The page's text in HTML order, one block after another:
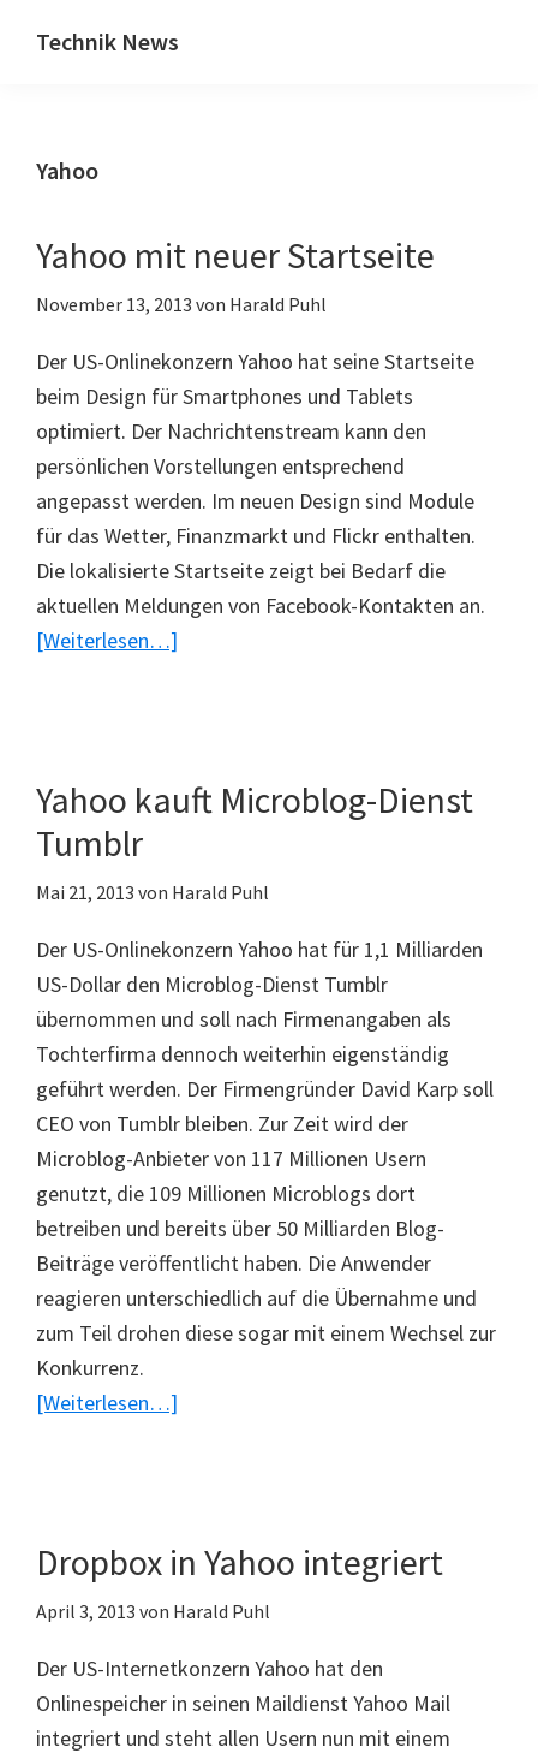
Inhalt
Seitenspalte
Technik News
IT,
&
Yahoo
Yahoo mit neuer Startseite
November 13, 2013 von Harald Puhl
Der US-Onlinekonzern Yahoo hat seine Startseite
beim Design für Smartphones und Tablets
optimiert. Der Nachrichtenstream kann den
persönlichen Vorstellungen entsprechend
angepasst werden. Im neuen Design sind Module
für das Wetter, Finanzmarkt und Flickr enthalten.
Die lokalisierte Startseite zeigt bei Bedarf die
aktuellen Meldungen von Facebook-Kontakten an.
[Weiterlesen…]
Yahoo kauft Microblog-Dienst
Tumblr
Mai 21, 2013 von Harald Puhl
Der US-Onlinekonzern Yahoo hat für 1,1 Milliarden
US-Dollar den Microblog-Dienst Tumblr
übernommen und soll nach Firmenangaben als
Tochterfirma dennoch weiterhin eigenständig
geführt werden. Der Firmengründer David Karp soll
CEO von Tumblr bleiben. Zur Zeit wird der
Microblog-Anbieter von 117 Millionen Usern
genutzt, die 109 Millionen Microblogs dort
betreiben und bereits über 50 Milliarden Blog-
Beiträge veröffentlicht haben. Die Anwender
reagieren unterschiedlich auf die Übernahme und
zum Teil drohen diese sogar mit einem Wechsel zur
Konkurrenz.
[Weiterlesen…]
Dropbox in Yahoo integriert
April 3, 2013 von Harald Puhl
Der US-Internetkonzern Yahoo hat den
Onlinespeicher in seinen Maildienst Yahoo Mail
integriert und steht allen Usern nun mit einem